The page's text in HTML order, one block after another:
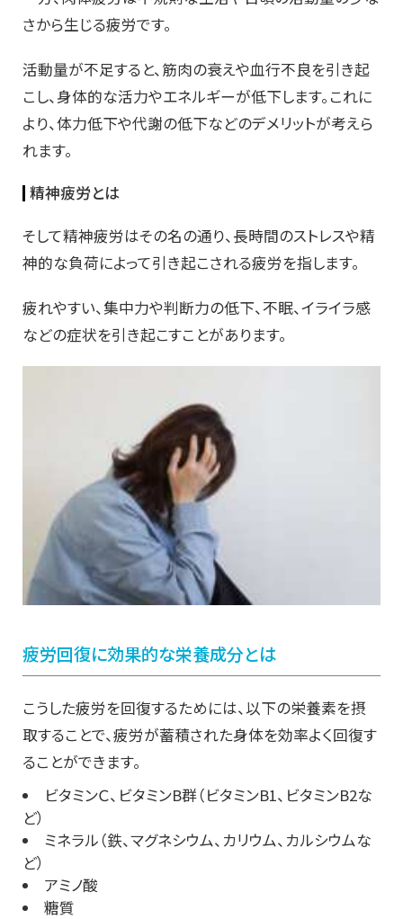
さから生じる疲労です。
活動量が不足すると、筋肉の衰えや血行不良を引き起
こし、身体的な活力やエネルギーが低下します。これに
より、体力低下や代謝の低下などのデメリットが考えら
れます。
精神疲労とは
そして精神疲労はその名の通り、長時間のストレスや精
神的な負荷によって引き起こされる疲労を指します。
疲れやすい、集中力や判断力の低下、不眠、イライラ感
などの症状を引き起こすことがあります。
疲労回復に効果的な栄養成分とは
こうした疲労を回復するためには、以下の栄養素を摂
取することで、疲労が蓄積された身体を効率よく回復す
ることができます。
ビタミンＣ、ビタミンB群（ビタミンB1、ビタミンB2な
ど）
ミネラル（鉄、マグネシウム、カリウム、カルシウムな
ど）
アミノ酸
糖質